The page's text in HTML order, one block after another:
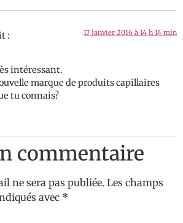
: 17 janvier 2016 à 14 h 14 min
intéressant.
marque de produits capillaires
tu connais?
commentaire
ne sera pas publiée. Les champs
avec *